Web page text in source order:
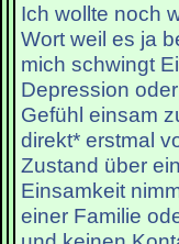
Ich wollte noch
Wort weil es ja
mich schwingt
Depression
Gefühl einsam
direkt* erstmal
Zustand über
Einsamkeit
einer Familie